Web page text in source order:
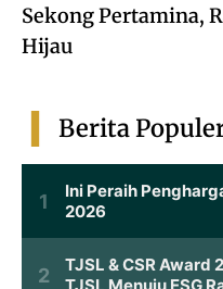
Sekong Pertamina,
Hijau
Berita